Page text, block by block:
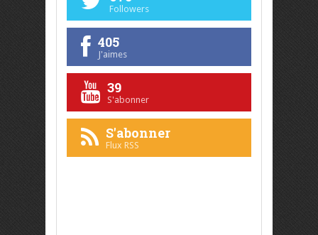
Followers
405
J'aimes
39
S'abonner
S'abonner
Flux RSS